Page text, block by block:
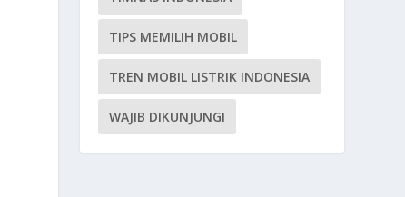
TIPS MEMILIH MOBIL
TREN MOBIL LISTRIK INDONESIA
WAJIB DIKUNJUNGI